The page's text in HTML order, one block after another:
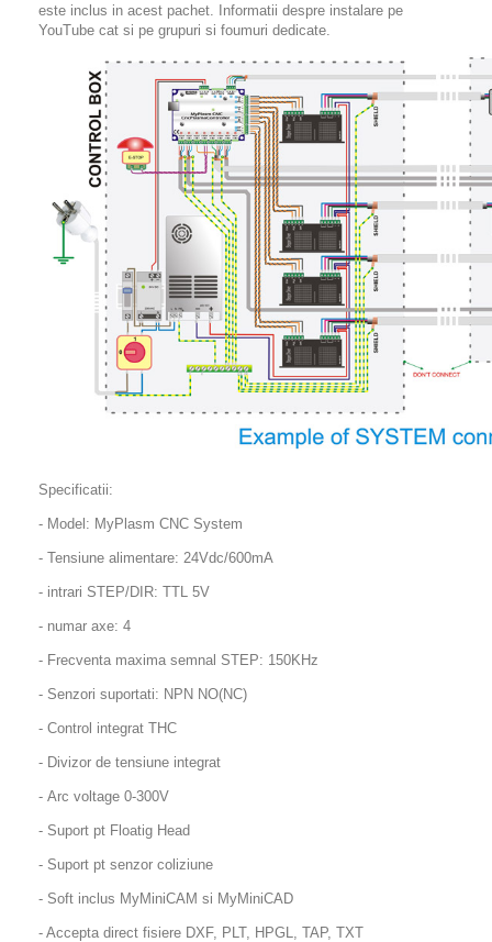
este inclus in acest pachet. Informatii despre instalare pe
YouTube cat si pe grupuri si foumuri dedicate.
Specificatii:
- Model: MyPlasm CNC System
- Tensiune alimentare: 24Vdc/600mA
- intrari STEP/DIR: TTL 5V
- numar axe: 4
- Frecventa maxima semnal STEP: 150KHz
- Senzori suportati: NPN NO(NC)
- Control integrat THC
- Divizor de tensiune integrat
- Arc voltage 0-300V
- Suport pt Floatig Head
- Suport pt senzor coliziune
- Soft inclus MyMiniCAM si MyMiniCAD
- Accepta direct fisiere DXF, PLT, HPGL, TAP, TXT